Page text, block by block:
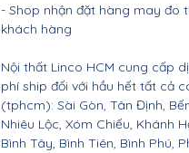
- Shop nhận đặt hàng may đo
khách hàng
Nội thất Linco HCM cung cấp
phí ship đối với hầu hết tất cả
(tphcm): Sài Gòn, Tân Định,
Nhiêu Lộc, Xóm Chiếu, Khánh
Bình Tây, Bình Tiên, Bình Phú,